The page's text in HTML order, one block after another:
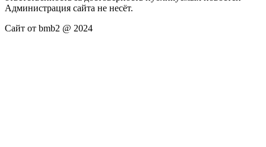
Администрация сайта не несёт.
Сайт от bmb2 @ 2024